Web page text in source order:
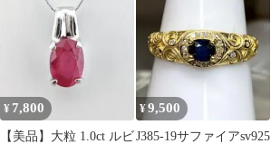
ステンレス
ー 45cm
¥ 7,800
【美品】大粒 1.0ct ルビ
¥9,500
J385-19サファイアsv925